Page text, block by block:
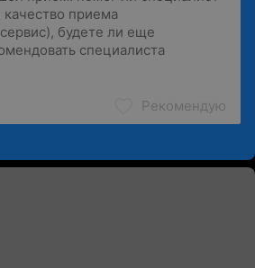
Рекомендую